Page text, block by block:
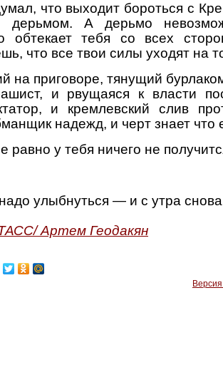
что выходит бороться с
дерьмом. А дерьмо
обтекает тебя со всех
что все твои силы уходят на
на приговоре, тянущий
и рвущаяся к власти
и кремлевский слив
надежд, и черт знает что
равно у тебя ничего не
улыбнуться — и с утра
Артем Геодакян